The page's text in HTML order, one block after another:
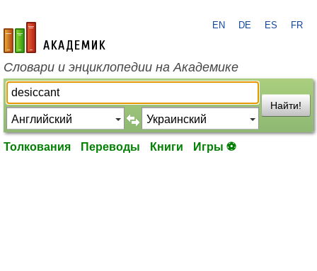
academic.ru
EN DE ES FR
Словари и энциклопедии на Академике
Найти!
Толкования Переводы Книги Игры ⚽